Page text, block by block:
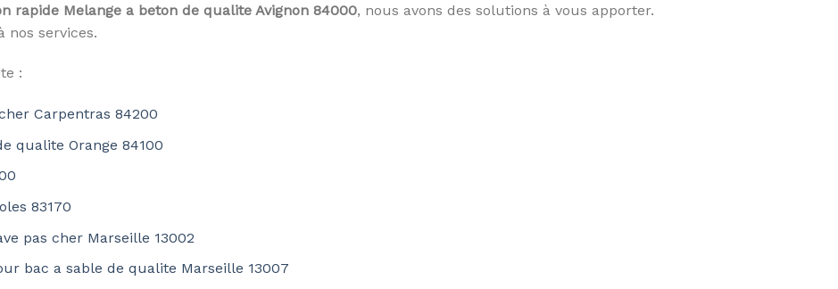
rapide Melange a beton de qualite Avignon 84000, nous avons des solutions à vous apporter.
nos services.
:
Carpentras 84200
qualite Orange 84100
83170
pas cher Marseille 13002
bac a sable de qualite Marseille 13007